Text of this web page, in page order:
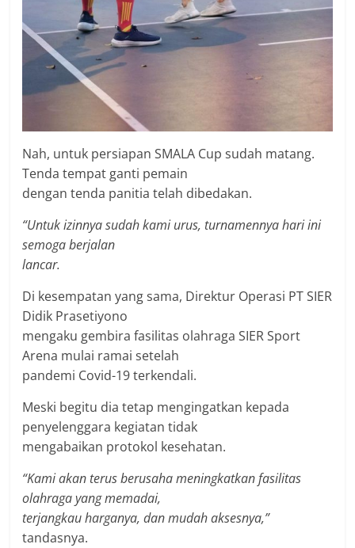
Nah, untuk persiapan SMALA Cup sudah matang.
Tenda tempat ganti pemain
dengan tenda panitia telah dibedakan.
“Untuk izinnya sudah kami urus, turnamennya hari ini
semoga berjalan
lancar.
Di kesempatan yang sama, Direktur Operasi PT SIER
Didik Prasetiyono
mengaku gembira fasilitas olahraga SIER Sport
Arena mulai ramai setelah
pandemi Covid-19 terkendali.
Meski begitu dia tetap mengingatkan kepada
penyelenggara kegiatan tidak
mengabaikan protokol kesehatan.
“Kami akan terus berusaha meningkatkan fasilitas
olahraga yang memadai,
terjangkau harganya, dan mudah aksesnya,”
tandasnya.